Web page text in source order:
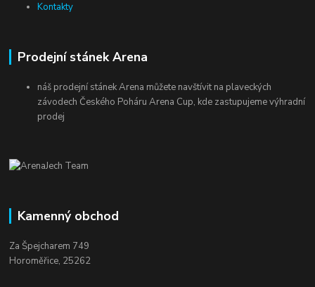
Kontakty
Prodejní stánek Arena
náš prodejní stánek Arena můžete navštívit na plaveckých
závodech Českého Poháru Arena Cup, kde zastupujeme výhradní
prodej
Kamenný obchod
Za Špejcharem 749
Horoměřice, 25262